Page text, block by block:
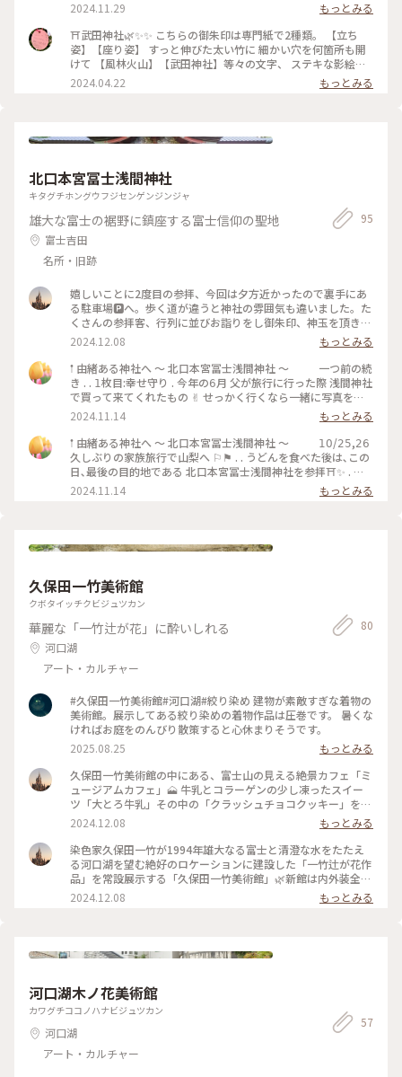
て華やかでした👘とにかく打たれ弱い私には、「人生そのもの
に勝つ」「自分自身に勝つ」🙏✨願いを込め、御朱印とパワー
を頂いてきました☺️いいお詣りでした🙏✨ 2024.11.2 #武田神
社 #武田信玄 #御朱印 #パワースポット
2024.11.29
もっとみる
⛩️武田神社🌿✨✨ こちらの御朱印は専門紙で2種類。 【立ち
姿】【座り姿】 すっと伸びた太い竹に 細かい穴を何箇所も開
けて 【風林火山】【武田神社】等々の文字、 ステキな影絵の
ようなデザインもありましたよ〜♡ 武田神社と甲府駅はほぼ
まっすぐ道路🛣️で 桜並木🌸が！まぁすんばらしく綺麗😍
ンに 【山梨大学のワイン🍷】って宣伝があって ワイン🍷見た
#世界はステキな出逢いにあふれてる #オトナの遠足 #オトナ
の社会科見学 #甲府市北杜市ことりっぷ #甲府駅 #あずさ2号
2024.04.22 もっとみる
北口本宮冨士浅間神社
キタグチホングウフジセンゲンジンジャ
雄大な富士の裾野に鎮座する富士信仰の聖地
富士吉田
名所・旧跡
95
嬉しいことに2度目の参拝、今回は夕方近かったので裏手にあ
る駐車場🅿️へ。歩く道が違うと神社の雰囲気も違いました。た
くさんの参拝客、行列に並びお詣りをし御朱印、神玉を頂きま
した🙏✨ここは空気が違う気がします✨いいお詣りでした🙏✨
2024.11.3 #ベストトリップ2024 #北口富士浅間神社 #神玉
#御朱印 #富士山
2024.12.08
もっとみる
𖡡 由緒ある神社へ ～ 北口本宮冨士浅間神社 ～ 一つ前の続
き . . 𝟣枚目:幸せ守り . 今年の𝟨月 父が旅行に行った際 浅間神社
で買って来てくれたもの ✌︎ せっかく行くなら一緒に写真をと
思い バッグに忍ばせて行きました♪ ˒˒ . 𝟤枚目:爽やかなブルー
の十二支のお守り 来年は巳年ですね 𓆙⋆꙳ . 𝟥枚目:提灯 明かり
が灯ると雰囲気が出ますね ˎˊ˗ . 𝟦枚目:狛犬 凛々しい顔の狛犬
がお出迎え♪ . 𝟧枚目:参道 なが〜い参道 𓃥 ʾʾ 参道脇の石燈籠
は鳥居まで続いてます 風化した燈籠に生えた苔が美しかった
士吉田 #パワースポット #御朱印 #山梨 #秋の彩り #秋の
2024.11.14
もっとみる
𖡡 由緒ある神社へ ～ 北口本宮冨士浅間神社 ～ 𝟣𝟢/𝟤𝟧,𝟤𝟨
久しぶりの家族旅行で山梨へ ⚐⚑ . . うどんを食べた後は､この
日､最後の目的地である 北口本宮冨士浅間神社を参拝⛩✨️ . 厳
かな空気が漂う長い参道を抜けると 大きな冨士山鳥居 木造と
しては日本最大級とか ⚆⚆ ˒˒ こんなに大きい鳥居は見たことな
が降って来たのでホテルへ向かいました . . 浅間神社の写真つ
利益めぐり
2024.11.14 もっとみる
久保田一竹美術館
クボタイッチクビジュツカン
華麗な「一竹辻が花」に酔いしれる
河口湖
アート・カルチャー
80
#久保田一竹美術館#河口湖#絞り染め 建物が素敵すぎな着物の
美術館。展示してある絞り染めの着物作品は圧巻です。 暑くな
ければお庭をのんびり散策すると心休まりそうです。
2025.08.25
もっとみる
久保田一竹美術館の中にある、富士山の見える絶景カフェ「ミ
ュージアムカフェ」🗻 牛乳とコラーゲンの少し凍ったスイー
ツ「大とろ牛乳」その中の「クラッシュチョコクッキー」を注
文しました。富士山と色づき始めてた紅葉を見ながらのまった
りとした美味しい時間🗻🍁最高☺️駐車場の奥にある銀杏の木、
紅葉して綺麗でした✨ 2024.11.3 #久保田一竹美術館 #クラッ
シュチョコクッキー #大とろ牛乳 #テラス席 #富士山 #
紅葉 #絶景カフェ
2024.12.08
もっとみる
染色家久保田一竹が1994年雄大なる富士と清澄な水をたたえ
る河口湖を望む絶好のロケーションに建設した「一竹辻が花作
品」を常設展示する「久保田一竹美術館」🌿新館は内外装全て
が琉球石灰岩（サンゴ等の推積岩）でできた世界的建築家ガウ
ディの建築物を想わせる建物だそう、異空間に来たような佇ま
美味しかったです👘🌿 2024.11.3 #ベストトリップ2024 #久保
2024.12.08 もっとみる
河口湖木ノ花美術館
カワグチココノハナビジュツカン
河口湖
アート・カルチャー
57